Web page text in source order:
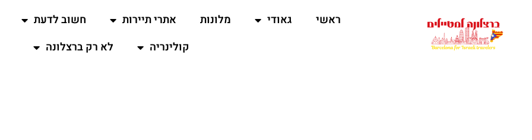
ראשי גאודי מלונות אתרי תיירות חשוב לדעת
קולינריה
לא רק ברצלונה